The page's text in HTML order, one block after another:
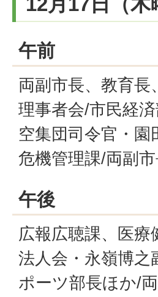
午前
両副市長、教育
理事者会/市民経
空集団司令官・
危機管理課/両副
午後
広報広聴課、医
法人会・永嶺博
ポーツ部長ほか/